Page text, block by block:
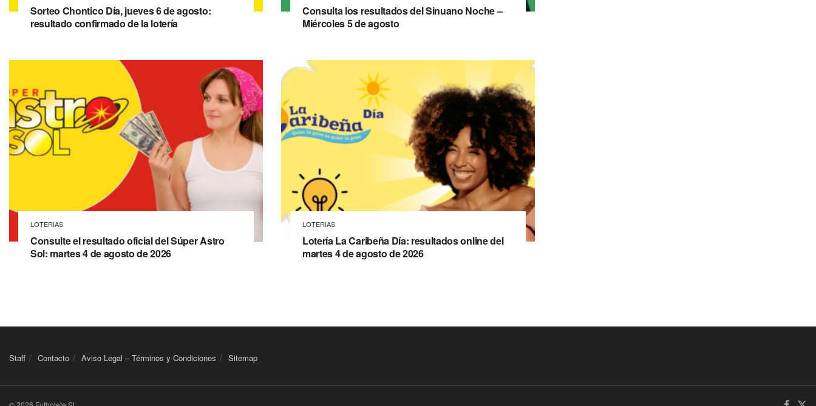
Sorteo Chontico Día, jueves 6 de agosto:
resultado confirmado de la lotería
Consulta los resultados del Sinuano Noche –
Miércoles 5 de agosto
LOTERIAS
Consulte el resultado oficial del Súper Astro
Sol: martes 4 de agosto de 2026
LOTERIAS
Lotería La Caribeña Día: resultados online del
martes 4 de agosto de 2026
Staff Contacto Aviso Legal – Términos y Condiciones Sitemap